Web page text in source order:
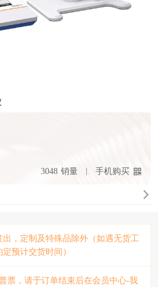
3048 销量 手机购买
出，定制及特殊品除外（如遇无货工
预计交货时间）
票，请于订单结束后在会员中心-我